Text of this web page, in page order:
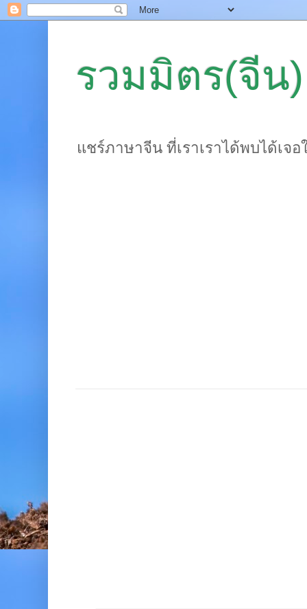
รวมมิตร(จีน)
แชร์ภาษาจีน ที่เราเราได้พบได้เจ